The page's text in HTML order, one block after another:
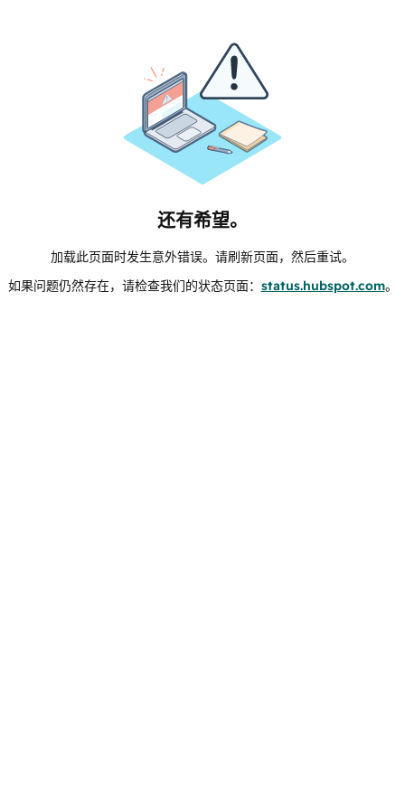
还有希望。
加载此页面时发生意外错误。请刷新页面，然后重试。
如果问题仍然存在，请检查我们的状态页面： status.hubspot.com。